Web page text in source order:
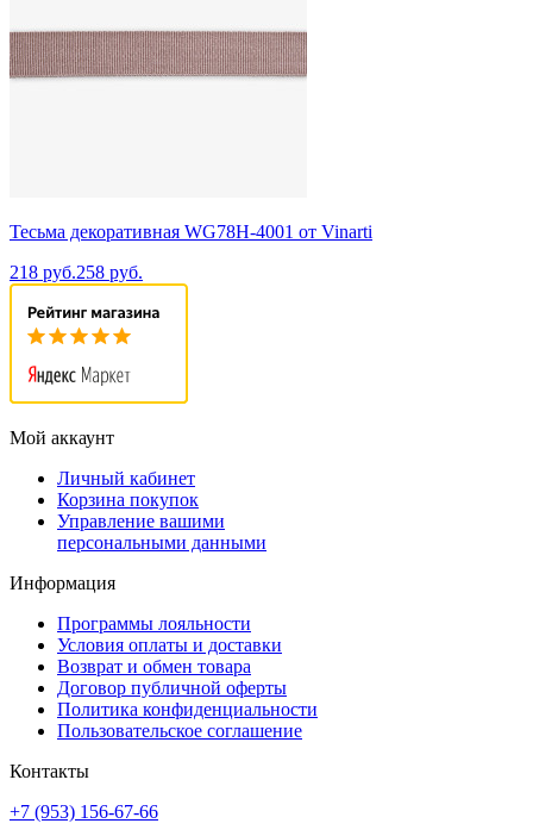
Тесьма декоративная WG78H-4001 от Vinarti
218 руб.258 руб.
Мой аккаунт
Личный кабинет
Корзина покупок
Управление вашими
персональными данными
Информация
Программы лояльности
Условия оплаты и доставки
Возврат и обмен товара
Договор публичной оферты
Политика конфиденциальности
Пользовательское соглашение
Контакты
+7 (953) 156-67-66